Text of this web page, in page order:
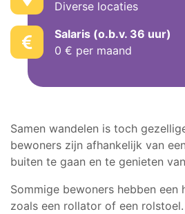
Diverse locaties
Salaris (o.b.v. 36 uur)
0 € per maand
Samen wandelen is toch
bewoners zijn afhankelijk van
buiten te gaan en te genieten
Sommige bewoners hebben een
zoals een rollator of een